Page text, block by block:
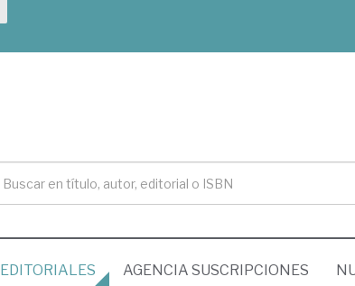
EDITORIALES AGENCIA SUSCRIPCIONES